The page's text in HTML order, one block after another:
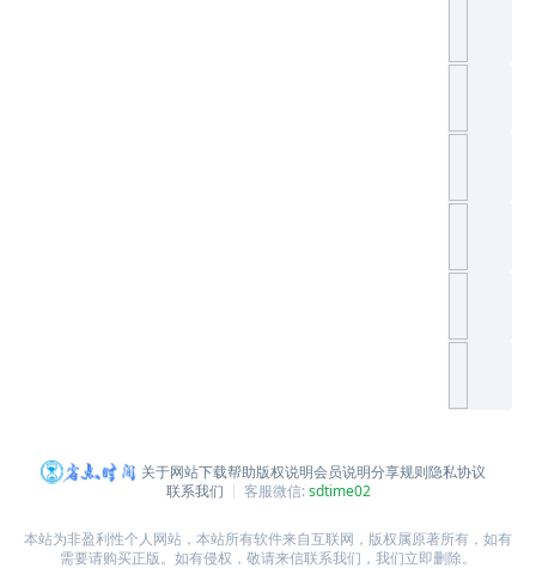
关于网站下载帮助版权说明会员说明分享规则隐私协议
联系我们
客服微信:sdtime02
本站为非盈利性个人网站，本站所有软件来自互联网，版权属原著所有，如有
需要请购买正版。如有侵权，敬请来信联系我们，我们立即删除。